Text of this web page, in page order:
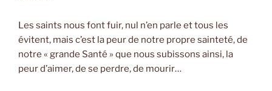
Les saints nous font fuir, nul n’en parle et tous les
évitent, mais c’est la peur de notre propre sainteté, de
notre « grande Santé » que nous subissons ainsi, la
peur d’aimer, de se perdre, de mourir…